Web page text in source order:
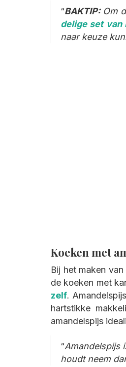
BAKTIP:Om
delige set van
naar keuze
Koeken met
Bij het maken
de koeken met
zelf.
hartstikke
amandelspijs
Amandelspijs
houdt neem